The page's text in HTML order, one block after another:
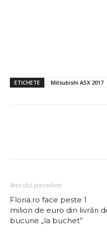
ETICHETE Mitsubishi ASX 2017
Articolul precedent
Floria.ro face peste 1
milion de euro din livrări
bucurie „la buchet”